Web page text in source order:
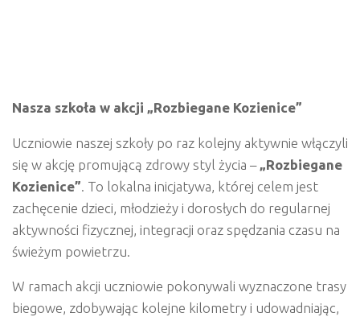
Nasza szkoła w akcji „Rozbiegane Kozienice”
Uczniowie naszej szkoły po raz kolejny aktywnie włączyli
się w akcję promującą zdrowy styl życia – „Rozbiegane
Kozienice” . To lokalna inicjatywa, której celem jest
zachęcenie dzieci, młodzieży i dorosłych do regularnej
aktywności fizycznej, integracji oraz spędzania czasu na
świeżym powietrzu.
W ramach akcji uczniowie pokonywali wyznaczone trasy
biegowe, zdobywając kolejne kilometry i udowadniając,